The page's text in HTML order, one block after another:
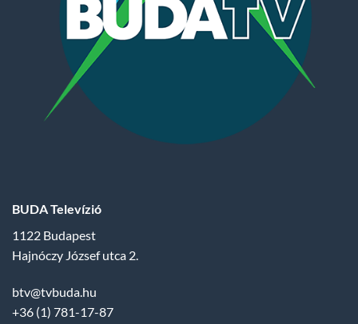
BUDA Televízió
1122 Budapest
Hajnóczy József utca 2.
btv@tvbuda.hu
+36 (1) 781-17-87